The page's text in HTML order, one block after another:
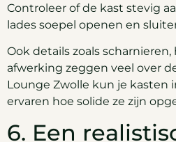
Controleer of de kast stevig
lades soepel openen en
Ook details zoals
afwerking zeggen veel over
Lounge Zwolle kun je kasten
ervaren hoe solide ze zijn
6. Een